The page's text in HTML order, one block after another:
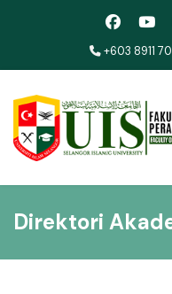
+603 8911
Direktori